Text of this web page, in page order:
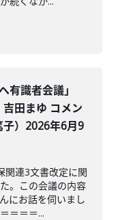
有識者会議」
吉田まゆ コメン
）2026年6月9
関連3文書改定に関
。この会議の内容
にお話を伺いまし
＝＝＝...